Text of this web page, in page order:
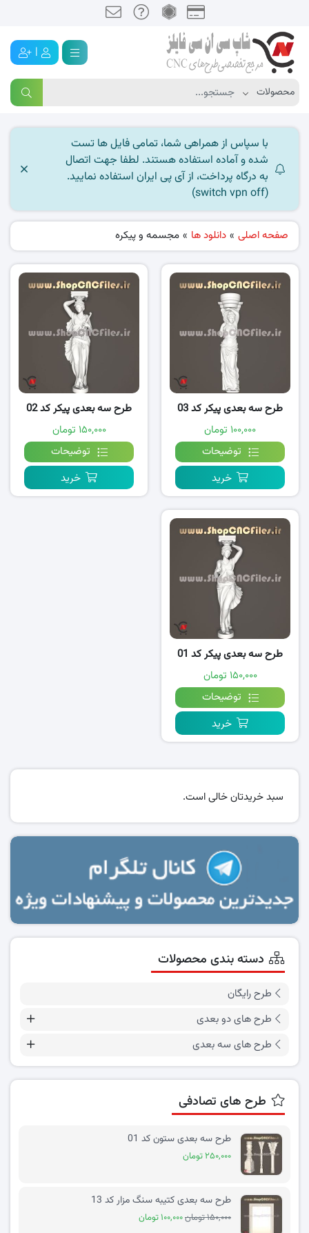
|
با سپاس از همراهی شما، تمامی فایل ها تست
شده و آماده استفاده هستند. لطفا جهت اتصال
به درگاه پرداخت، از آی پی ایران استفاده نمایید.
(switch vpn off)
صفحه اصلی » دانلود ها » مجسمه و پیکره
طرح سه بعدی پیکر کد 03
۱۰۰,۰۰۰ تومان
توضیحات
خرید
طرح سه بعدی پیکر کد 02
۱۵۰,۰۰۰ تومان
توضیحات
خرید
طرح سه بعدی پیکر کد 01
۱۵۰,۰۰۰ تومان
توضیحات
خرید
سبد خریدتان خالی است.
دسته بندی محصولات
طرح رایگان
طرح های دو بعدی
طرح های سه بعدی
طرح های تصادفی
طرح سه بعدی ستون کد 01
۲۵۰,۰۰۰ تومان
طرح سه بعدی کتیبه سنگ مزار کد 13
۱۵۰,۰۰۰ تومان ۱۰۰,۰۰۰ تومان